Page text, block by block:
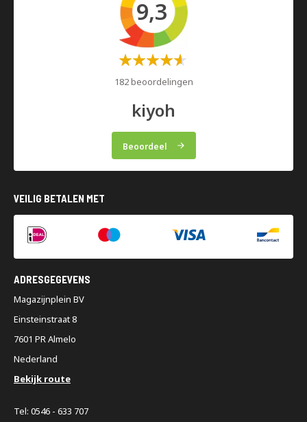
9,3
Waardering:
182 beoordelingen
kiyoh
Beoordeel
VEILIG BETALEN MET
ADRESGEGEVENS
Magazijnplein BV
Einsteinstraat 8
7601 PR Almelo
Nederland
Bekijk route
Tel: 0546 - 633 707